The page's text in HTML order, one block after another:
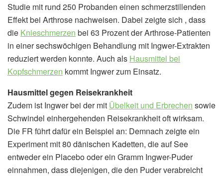
Studie mit rund 250 Probanden einen schmerzstillenden
Effekt bei Arthrose nachweisen. Dabei zeigte sich , dass
die Knieschmerzen bei 63 Prozent der Arthrose-Patienten
in einer sechswöchigen Behandlung mit Ingwer-Extrakten
reduziert werden konnte. Auch als Hausmittel bei
Kopfschmerzen kommt Ingwer zum Einsatz.
Hausmittel gegen Reisekrankheit
Zudem ist Ingwer bei der mit Übelkeit und Erbrechen sowie
Schwindel einhergehenden Reisekrankheit oft wirksam.
Die FR führt dafür ein Beispiel an: Demnach zeigte ein
Experiment mit 80 dänischen Kadetten, die auf See
entweder ein Placebo oder ein Gramm Ingwer-Puder
einnahmen, dass diejenigen, die den Puder verabreicht